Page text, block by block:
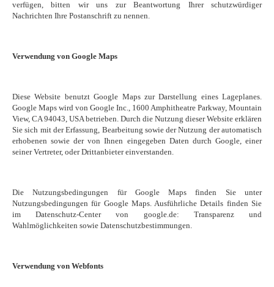
verfügen, bitten wir uns zur Beantwortung Ihrer schutzwürdiger
Nachrichten Ihre Postanschrift zu nennen.
Verwendung von Google Maps
Diese Website benutzt Google Maps zur Darstellung eines Lageplanes.
Google Maps wird von Google Inc., 1600 Amphitheatre Parkway, Mountain
View, CA 94043, USA betrieben. Durch die Nutzung dieser Website erklären
Sie sich mit der Erfassung, Bearbeitung sowie der Nutzung der automatisch
erhobenen sowie der von Ihnen eingegeben Daten durch Google, einer
seiner Vertreter, oder Drittanbieter einverstanden.
Die Nutzungsbedingungen für Google Maps finden Sie unter
Nutzungsbedingungen für Google Maps. Ausführliche Details finden Sie
im Datenschutz-Center von google.de: Transparenz und
Wahlmöglichkeiten sowie Datenschutzbestimmungen.
Verwendung von Webfonts